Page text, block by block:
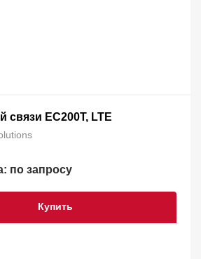
связи EC200T, LTE
по запросу
Купить